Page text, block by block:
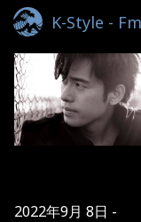
K-Style -
2022年9月 8日